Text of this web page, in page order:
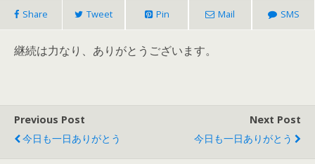
Share Tweet Pin Mail SMS
継続は力なり、ありがとうございます。
Previous Post
今日も一日ありがとう
Next Post
今日も一日ありがとう